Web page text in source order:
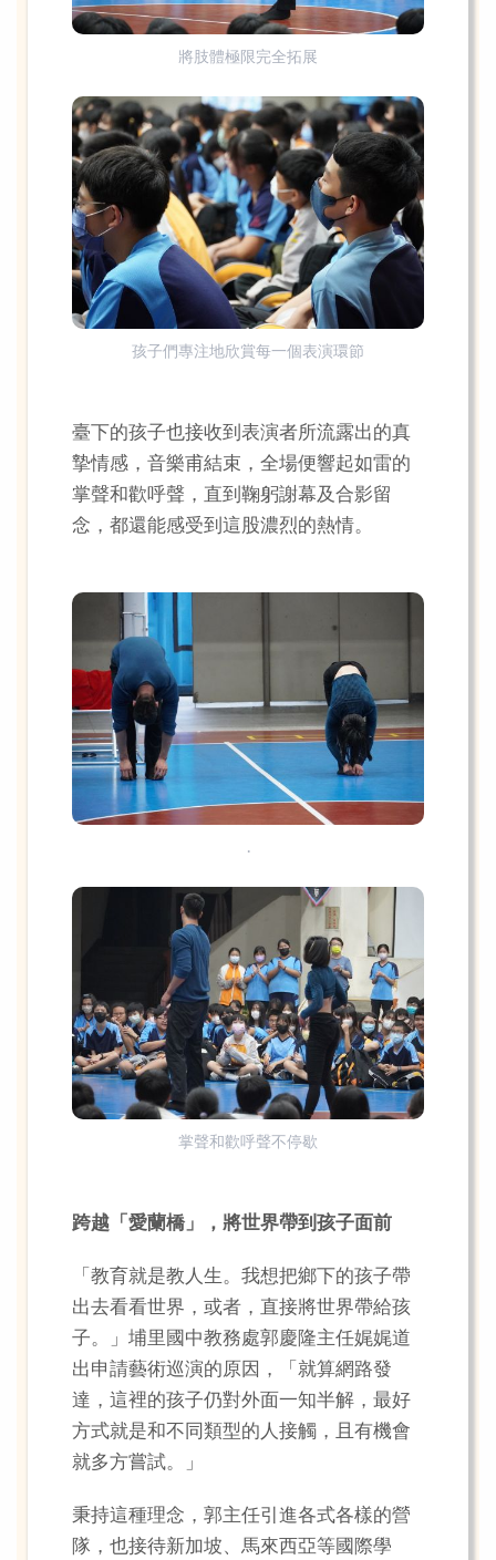
將肢體極限完全拓展
孩子們專注地欣賞每一個表演環節
臺下的孩子也接收到表演者所流露出的真
摯情感，音樂甫結束，全場便響起如雷的
掌聲和歡呼聲，直到鞠躬謝幕及合影留
念，都還能感受到這股濃烈的熱情。
.
掌聲和歡呼聲不停歇
跨越「愛蘭橋」，將世界帶到孩子面前
「教育就是教人生。我想把鄉下的孩子帶
出去看看世界，或者，直接將世界帶給孩
子。」埔里國中教務處郭慶隆主任娓娓道
出申請藝術巡演的原因，「就算網路發
達，這裡的孩子仍對外面一知半解，最好
方式就是和不同類型的人接觸，且有機會
就多方嘗試。」
秉持這種理念，郭主任引進各式各樣的營
隊，也接待新加坡、馬來西亞等國際學